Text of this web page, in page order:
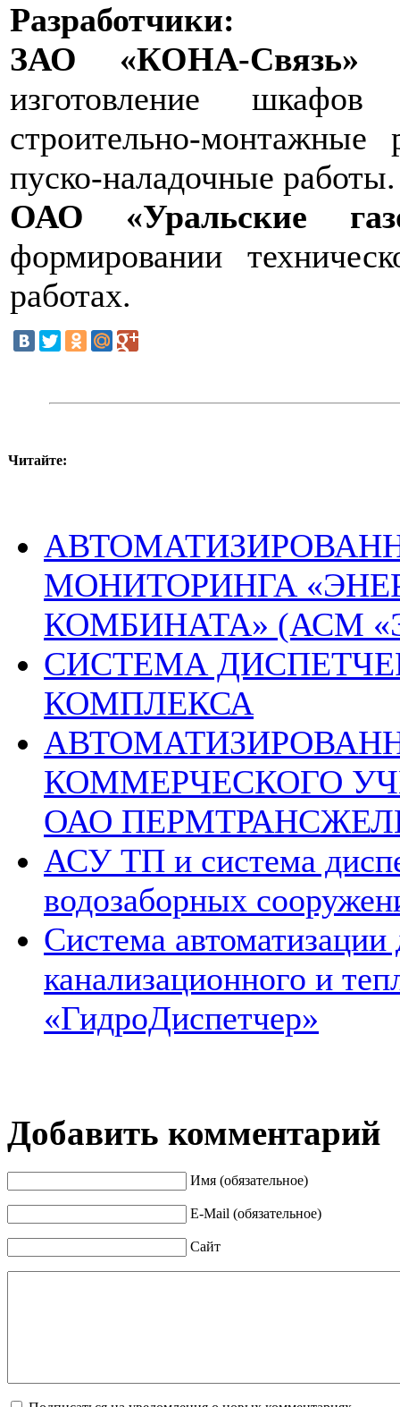
Разработчики:
ЗАО «КОНА-Связь»
изготовление
строительно-
пуско-наладочные работы.
ОАО «Уральские
формировании
работах.
Читайте:
МОНИТОРИНГА
КОМБИНАТА» (АСМ
СИСТЕМА
КОМПЛЕКСА
КОММЕРЧЕСКОГО
ОАО
АСУ ТП и система
водозаборных
Система
канализационного и
«ГидроДиспетчер»
Добавить комментарий
Имя (обязательное)
E-Mail (обязательное)
Сайт